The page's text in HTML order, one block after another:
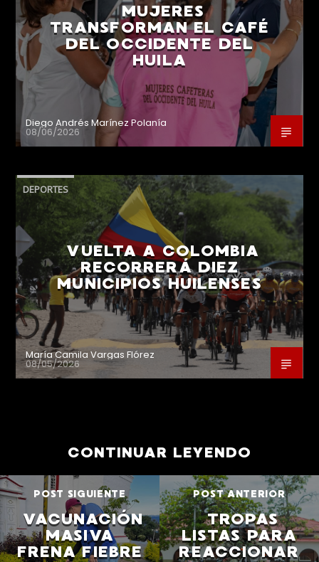
MUJERES
TRANSFORMAN EL CAFÉ
DEL OCCIDENTE DEL
HUILA
Diego Andrés Marínez Polanía
08/06/2026
DEPORTES
VUELTA A COLOMBIA
RECORRERÁ DIEZ
MUNICIPIOS HUILENSES
María Camila Vargas Flórez
08/05/2026
CONTINUAR LEYENDO
POST SIGUIENTE
VACUNACIÓN
MASIVA
FRENA FIEBRE
POST ANTERIOR
TROPAS
LISTAS PARA
REACCIONAR